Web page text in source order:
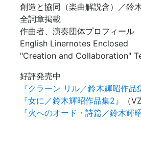
創造と協同（楽曲解説含）／鈴
全詞章掲載
作曲者、演奏団体プロフィール
English Linernotes Enclosed
"Creation and Collaboration"
好評発売中
『クラーン リル／鈴木輝昭作品
『女に／鈴木輝昭作品集2』
（
『火へのオード・詩篇／鈴木輝